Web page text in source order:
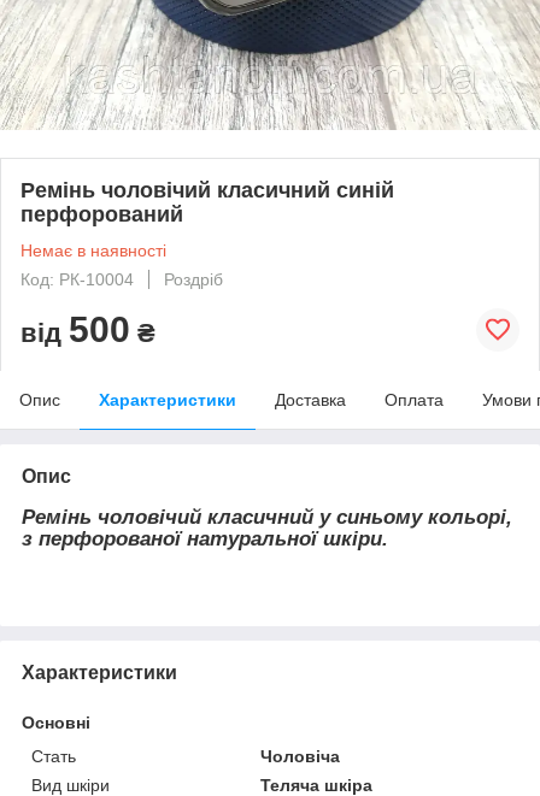
Ремінь чоловічий класичний синій
перфорований
Немає в наявності
Код: РК-10004
Роздріб
від 500 ₴
Опис Характеристики Доставка Оплата Умови
Опис
Ремінь чоловічий класичний у синьому кольорі,
з перфорованої натуральної шкіри.
Характеристики
Основні
Стать
Чоловіча
Вид шкіри
Теляча шкіра